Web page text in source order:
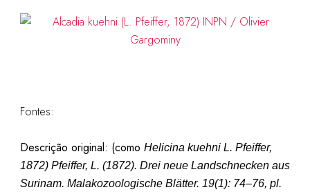
Fontes:
Descrição original: (como Helicina kuehni L. Pfeiffer,
1872)Pfeiffer, L. (1872). Drei neue Landschnecken aus
Surinam. Malakozoologische Blätter. 19(1): 74–76, pl.